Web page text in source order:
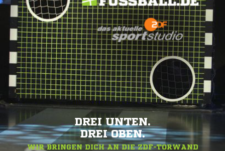
DREI UNTEN.
DREI OBEN.
WIR BRINGEN DICH AN DIE ZDF-TORWAND